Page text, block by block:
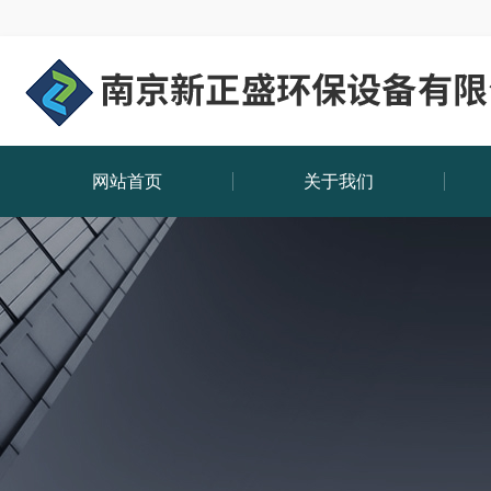
网站首页 关于我们